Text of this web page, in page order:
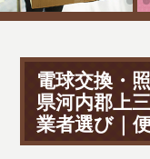
電球交換・
県河内郡上
業者選び｜